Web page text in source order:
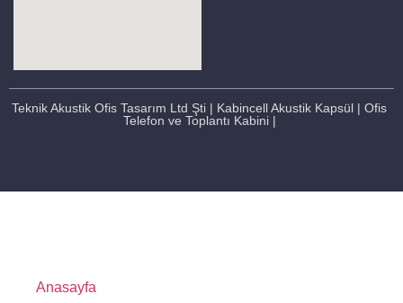
Teknik Akustik Ofis Tasarım Ltd Şti | Kabincell Akustik Kapsül | Ofis
Telefon ve Toplantı Kabini |
Anasayfa